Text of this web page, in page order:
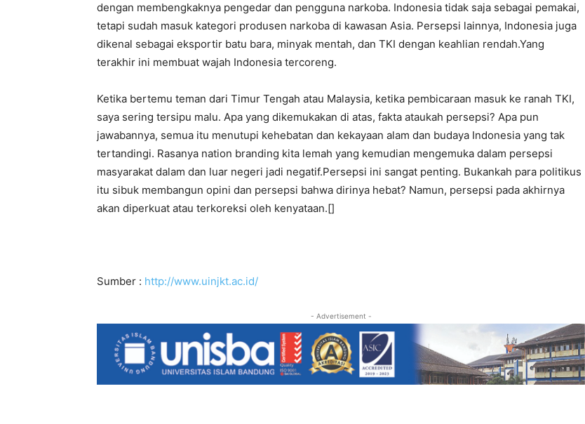
dengan membengkaknya pengedar dan pengguna narkoba. Indonesia tidak saja sebagai pemakai,
tetapi sudah masuk kategori produsen narkoba di kawasan Asia. Persepsi lainnya, Indonesia juga
dikenal sebagai eksportir batu bara, minyak mentah, dan TKI dengan keahlian rendah.Yang
terakhir ini membuat wajah Indonesia tercoreng.
Ketika bertemu teman dari Timur Tengah atau Malaysia, ketika pembicaraan masuk ke ranah TKI,
saya sering tersipu malu. Apa yang dikemukakan di atas, fakta ataukah persepsi? Apa pun
jawabannya, semua itu menutupi kehebatan dan kekayaan alam dan budaya Indonesia yang tak
tertandingi. Rasanya nation branding kita lemah yang kemudian mengemuka dalam persepsi
masyarakat dalam dan luar negeri jadi negatif.Persepsi ini sangat penting. Bukankah para politikus
itu sibuk membangun opini dan persepsi bahwa dirinya hebat? Namun, persepsi pada akhirnya
akan diperkuat atau terkoreksi oleh kenyataan.[]
Sumber : http://www.uinjkt.ac.id/
- Advertisement -